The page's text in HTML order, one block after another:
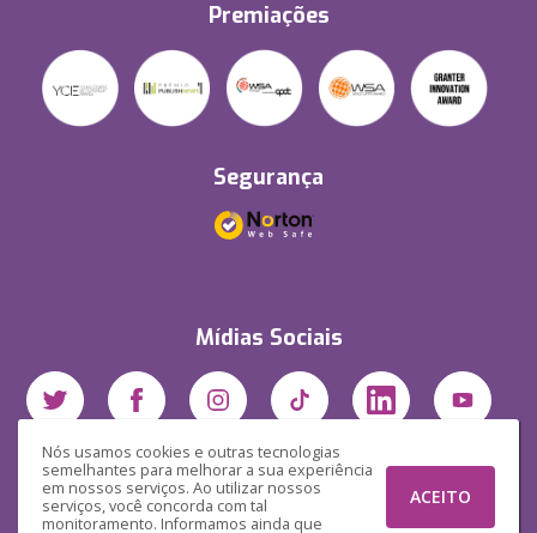
Nós usamos cookies e outras tecnologias
semelhantes para melhorar a sua experiência
em nossos serviços. Ao utilizar nossos
serviços, você concorda com tal
monitoramento. Informamos ainda que
ACEITO
Premiações
Segurança
Mídias Sociais